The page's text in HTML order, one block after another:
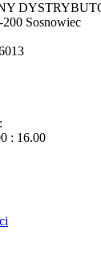
Sosnowiec
: 16.00